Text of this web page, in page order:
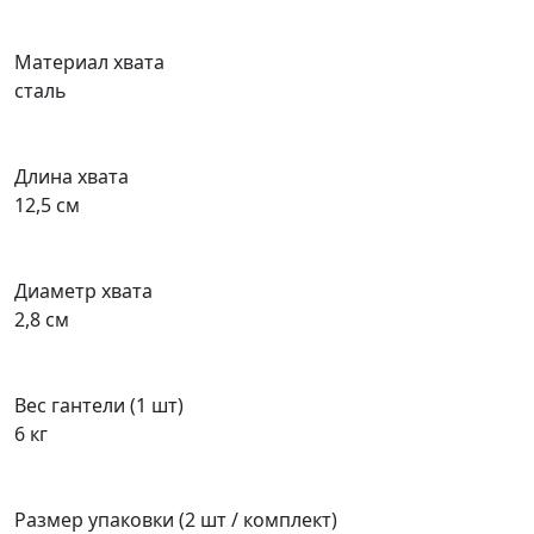
Материал хвата
сталь
Длина хвата
12,5 см
Диаметр хвата
2,8 см
Вес гантели (1 шт)
6 кг
Размер упаковки (2 шт / комплект)